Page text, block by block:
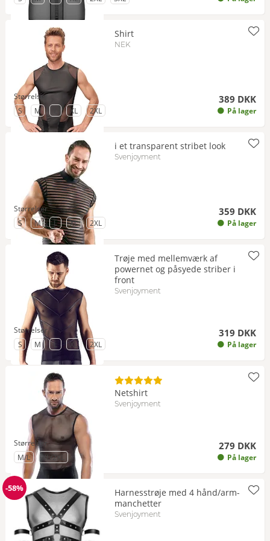
Shirt
NEK
389 DKK
På lager
Størrelser
til Størrelse
S til Størrelse
M til Størrelse
til Størrelse
XL til Størrelse
2XL
i et transparent stribet look
Svenjoyment
359 DKK
På lager
Størrelser
til Størrelse
S til Størrelse
M til Størrelse
L til Størrelse
XL til Størrelse
2XL
Trøje med mellemværk af
powernet og påsyede striber i
front
Svenjoyment
319 DKK
På lager
Størrelser
til Størrelse
S til Størrelse
M til Størrelse
L til Størrelse
XL til Størrelse
2XL
Netshirt
Svenjoyment
279 DKK
På lager
Størrelser
til Størrelse
M/L til Størrelse
XL/2XL
Rabat
-58%
Harnesstrøje med 4 hånd/arm-
manchetter
Svenjoyment